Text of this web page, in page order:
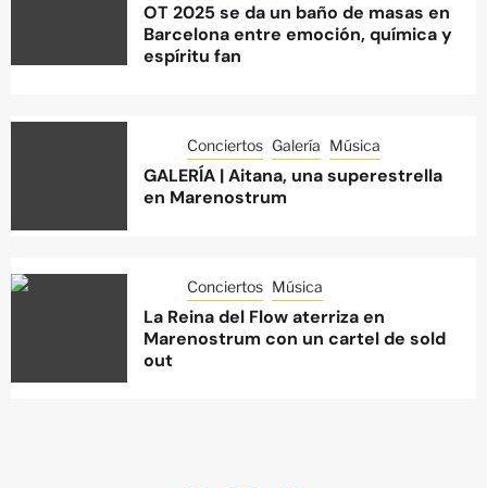
OT 2025 se da un baño de masas en
Barcelona entre emoción, química y
espíritu fan
Conciertos Galería Música
GALERÍA | Aitana, una superestrella
en Marenostrum
Conciertos Música
La Reina del Flow aterriza en
Marenostrum con un cartel de sold
out